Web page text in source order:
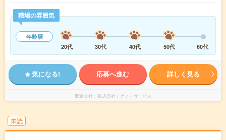
職場の雰囲気
年齢層
20代
30代 40代 50代 60代
気になる! 応募へ進む 詳しく見る
派遣会社 株式会社テクノ・サービス
未読